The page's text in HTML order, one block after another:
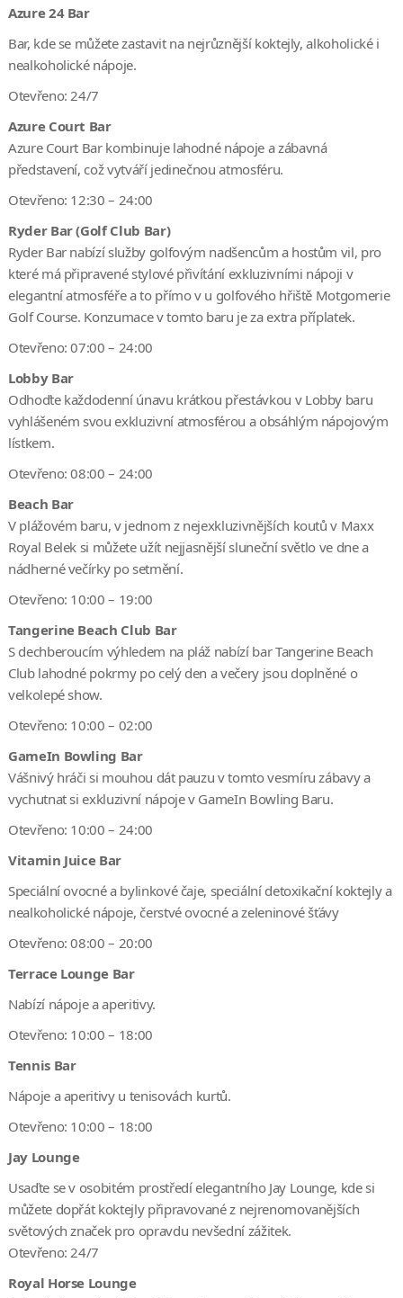
Azure 24 Bar
Bar, kde se můžete zastavit na nejrůznější koktejly, alkoholické i
nealkoholické nápoje.
Otevřeno: 24/7
Azure Court Bar
Azure Court Bar kombinuje lahodné nápoje a zábavná
představení, což vytváří jedinečnou atmosféru.
Otevřeno: 12:30 – 24:00
Ryder Bar (Golf Club Bar)
Ryder Bar nabízí služby golfovým nadšencům a hostům vil, pro
které má připravené stylové přivítání exkluzivními nápoji v
elegantní atmosféře a to přímo v u golfového hřiště Motgomerie
Golf Course. Konzumace v tomto baru je za extra příplatek.
Otevřeno: 07:00 – 24:00
Lobby Bar
Odhoďte každodenní únavu krátkou přestávkou v Lobby baru
vyhlášeném svou exkluzivní atmosférou a obsáhlým nápojovým
lístkem.
Otevřeno: 08:00 – 24:00
Beach Bar
V plážovém baru, v jednom z nejexkluzivnějších koutů v Maxx
Royal Belek si můžete užít nejjasnější sluneční světlo ve dne a
nádherné večírky po setmění.
Otevřeno: 10:00 – 19:00
Tangerine Beach Club Bar
S dechberoucím výhledem na pláž nabízí bar Tangerine Beach
Club lahodné pokrmy po celý den a večery jsou doplněné o
velkolepé show.
Otevřeno: 10:00 – 02:00
GameIn Bowling Bar
Vášnivý hráči si mouhou dát pauzu v tomto vesmíru zábavy a
vychutnat si exkluzivní nápoje v GameIn Bowling Baru.
Otevřeno: 10:00 – 24:00
Vitamin Juice Bar
Speciální ovocné a bylinkové čaje, speciální detoxikační koktejly a
nealkoholické nápoje, čerstvé ovocné a zeleninové šťávy
Otevřeno: 08:00 – 20:00
Terrace Lounge Bar
Nabízí nápoje a aperitivy.
Otevřeno: 10:00 – 18:00
Tennis Bar
Nápoje a aperitivy u tenisovách kurtů.
Otevřeno: 10:00 – 18:00
Jay Lounge
Usaďte se v osobitém prostředí elegantního Jay Lounge, kde si
můžete dopřát koktejly připravované z nejrenomovanějších
světových značek pro opravdu nevšední zážitek.
Otevřeno: 24/7
Royal Horse Lounge